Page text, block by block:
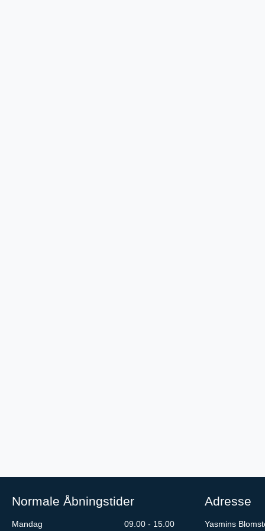
Normale Åbningstider
Mandag 09.00 - 15.00
Adresse
Yasmins